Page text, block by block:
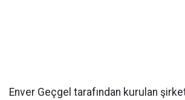
Enver Geçgel tarafından kurulan